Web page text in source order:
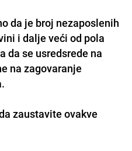
da je broj nezaposlenih
i dalje veći od pola
da se usredsrede na
na zagovaranje
zaustavite ovakve